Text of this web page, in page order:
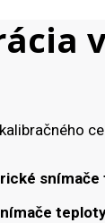
snímače